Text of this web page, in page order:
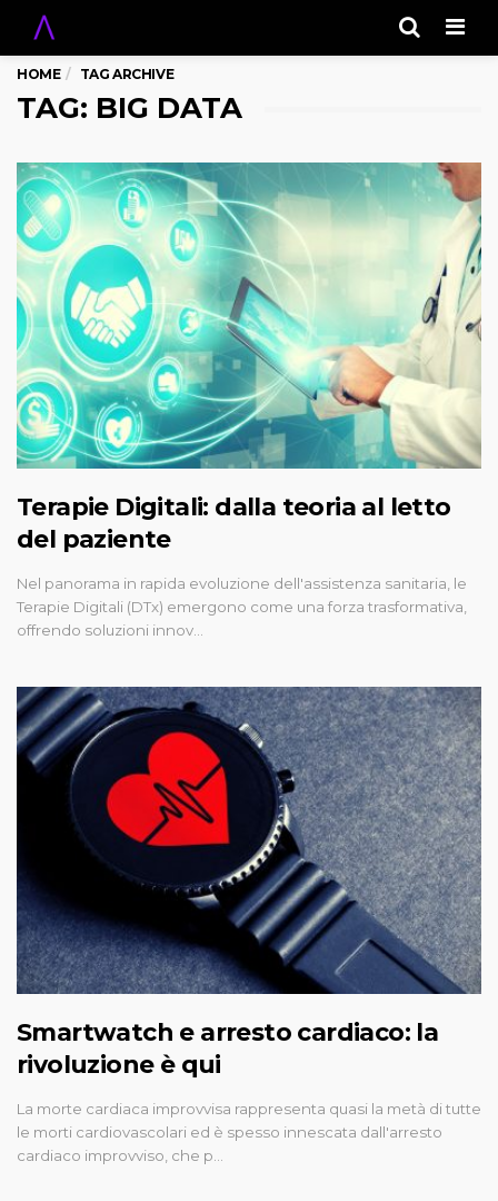
HOME TAG ARCHIVE
TAG: BIG DATA
Terapie Digitali: dalla teoria al letto
del paziente
Nel panorama in rapida evoluzione dell'assistenza sanitaria, le
Terapie Digitali (DTx) emergono come una forza trasformativa,
offrendo soluzioni innov…
Smartwatch e arresto cardiaco: la
rivoluzione è qui
La morte cardiaca improvvisa rappresenta quasi la metà di tutte
le morti cardiovascolari ed è spesso innescata dall'arresto
cardiaco improvviso, che p…